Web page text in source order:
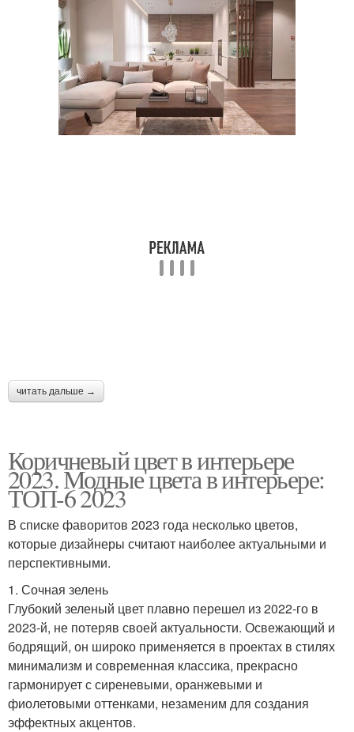
читать дальше →
Коричневый цвет в интерьере
2023. Модные цвета в интерьере:
ТОП-6 2023
В списке фаворитов 2023 года несколько цветов,
которые дизайнеры считают наиболее актуальными и
перспективными.
1. Сочная зелень
Глубокий зеленый цвет плавно перешел из 2022-го в
2023-й, не потеряв своей актуальности. Освежающий и
бодрящий, он широко применяется в проектах в стилях
минимализм и современная классика, прекрасно
гармонирует с сиреневыми, оранжевыми и
фиолетовыми оттенками, незаменим для создания
эффектных акцентов.